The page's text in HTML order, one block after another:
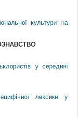
культури на
у середині
лексики у